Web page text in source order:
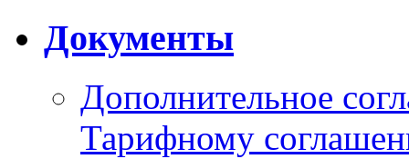
Документы
Дополнительное
Тарифному